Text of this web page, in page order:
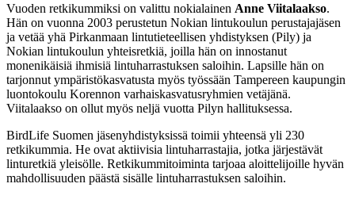
Vuoden retkikummiksi on valittu nokialainen Anne Viitalaakso.
Hän on vuonna 2003 perustetun Nokian lintukoulun perustajajäsen
ja vetää yhä Pirkanmaan lintutieteellisen yhdistyksen (Pily) ja
Nokian lintukoulun yhteisretkiä, joilla hän on innostanut
monenikäisiä ihmisiä lintuharrastuksen saloihin. Lapsille hän on
tarjonnut ympäristökasvatusta myös työssään Tampereen kaupungin
luontokoulu Korennon varhaiskasvatusryhmien vetäjänä.
Viitalaakso on ollut myös neljä vuotta Pilyn hallituksessa.
BirdLife Suomen jäsenyhdistyksissä toimii yhteensä yli 230
retkikummia. He ovat aktiivisia lintuharrastajia, jotka järjestävät
linturetkiä yleisölle. Retkikummitoiminta tarjoaa aloittelijoille hyvän
mahdollisuuden päästä sisälle lintuharrastuksen saloihin.